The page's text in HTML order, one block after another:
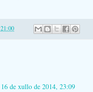
21:00
16 de xullo de 2014, 23:09